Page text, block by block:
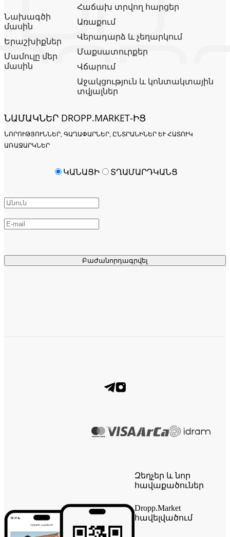
Նախագծի
մասին
Երաշխիքներ
Մամուլը մեր
մասին
Հաճախ տրվող հարցեր
Առաքում
Վերադարձ և չեղարկում
Մաքսատուրքեր
Վճարում
Աջակցություն և կոնտակտային
տվյալներ
ՆԱՄԱԿՆԵՐ DROPP.MARKET-ԻՑ
ՆՈՐՈՒԹՅՈՒՆՆԵՐ, ԳԱՂԱՓԱՐՆԵՐ, ԸՆՏՐԱՆԻՆԵՐ ԵՒ ՀԱՏՈՒԿ Ա
ՌԱՋԱՐԿՆԵՐ
Բաժանորդագրվել
ԿԱՆԱՑԻ ՏՂԱՄԱՐԴԿԱՆՑ
Զեղչեր և նոր
հավաքածուներ
Dropp.Market
հավելվածում